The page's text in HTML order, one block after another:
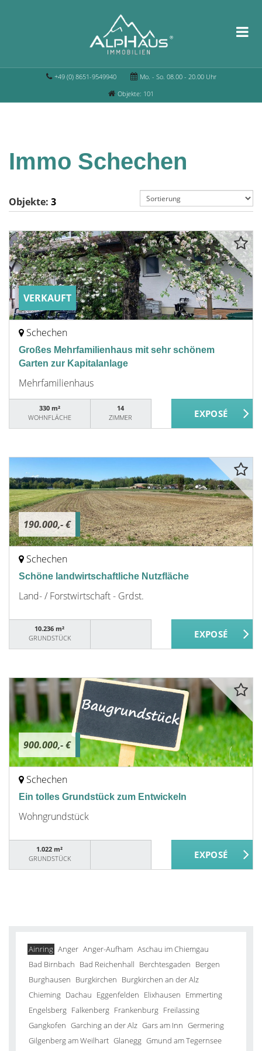
+49 (0) 8651-9549940
Mo. - So. 08.00 - 20.00 Uhr
Objekte: 101
Immo Schechen
Objekte: 3
VERKAUFT
Schechen
Großes Mehrfamilienhaus mit sehr schönem
Garten zur Kapitalanlage
Mehrfamilienhaus
330 m²
WOHNFLÄCHE
14
ZIMMER
190.000,- €
Schechen
Schöne landwirtschaftliche Nutzfläche
Land- / Forstwirtschaft - Grdst.
10.236 m²
GRUNDSTÜCK
900.000,- €
Schechen
Ein tolles Grundstück zum Entwickeln
Wohngrundstück
1.022 m²
GRUNDSTÜCK
Ainring Anger Anger-Aufham Aschau im Chiemgau
Bad Birnbach Bad Reichenhall Berchtesgaden Bergen
Burghausen Burgkirchen Burgkirchen an der Alz
Chieming Dachau Eggenfelden Elixhausen Emmerting
Engelsberg Falkenberg Frankenburg Freilassing
Gangkofen Garching an der Alz Gars am Inn Germering
Gilgenberg am Weilhart Glanegg Gmund am Tegernsee